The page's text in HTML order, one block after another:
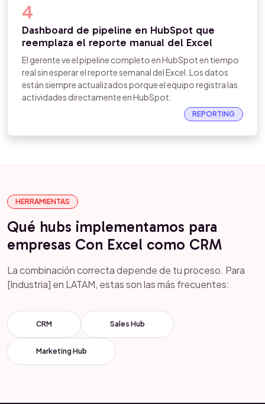
4
Dashboard de pipeline en HubSpot que
reemplaza el reporte manual del Excel
El gerente ve el pipeline completo en HubSpot en tiempo
real sin esperar el reporte semanal del Excel. Los datos
están siempre actualizados porque el equipo registra las
actividades directamente en HubSpot.
REPORTING
HERRAMIENTAS
Qué hubs implementamos para
empresas Con Excel como CRM
La combinación correcta depende de tu proceso. Para
[Industria] en LATAM, estas son las más frecuentes:
CRM Sales Hub
Marketing Hub